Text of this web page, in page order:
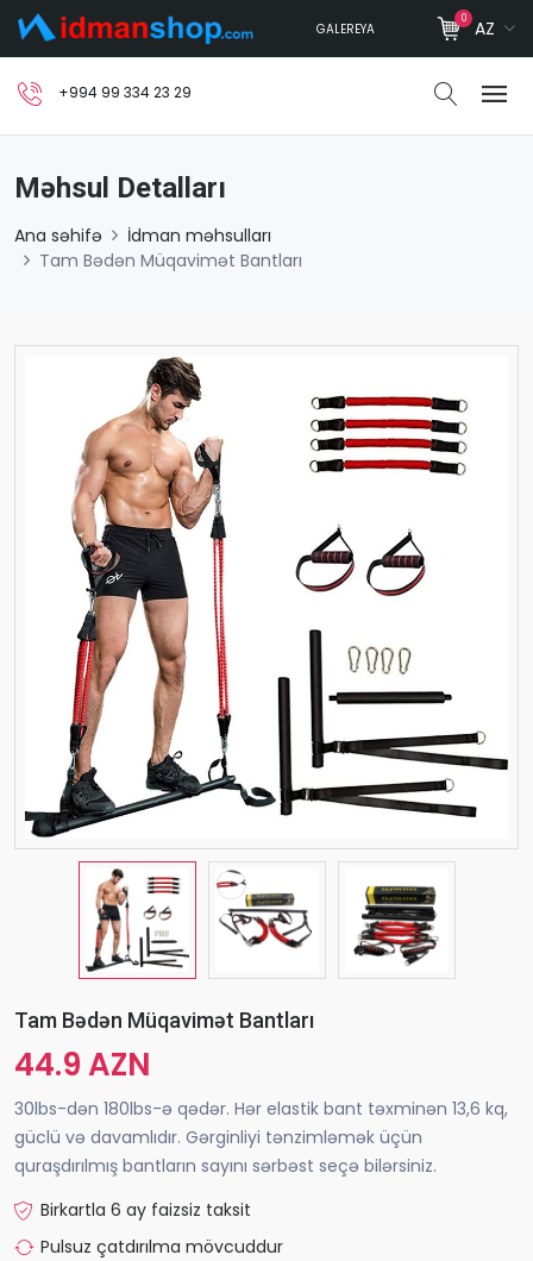
GALEREYA
0 AZ
+994 99 334 23 29
Məhsul Detalları
Ana səhifə
İdman məhsulları
Tam Bədən Müqavimət Bantları
Tam Bədən Müqavimət Bantları
44.9 AZN
30lbs-dən 180lbs-ə qədər. Hər elastik bant təxminən 13,6 kq,
güclü və davamlıdır. Gərginliyi tənzimləmək üçün
quraşdırılmış bantların sayını sərbəst seçə bilərsiniz.
Birkartla 6 ay faizsiz taksit
Pulsuz çatdırılma mövcuddur